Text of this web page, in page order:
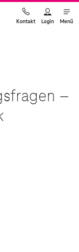
Kontakt Login Menü
–